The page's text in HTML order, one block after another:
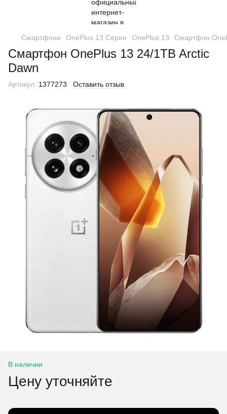
Смартфони OnePlus 13 Серии OnePlus 13 Смартфон
Смартфон OnePlus 13 24/1TB Arctic
Dawn
Артикул: 1377273 Оставить отзыв
В наличии
Цену уточняйте